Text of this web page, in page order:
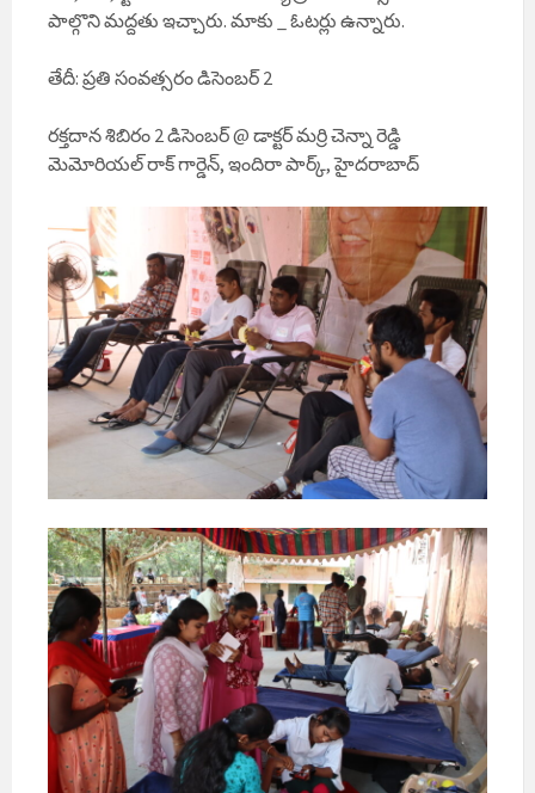
పాల్గొని మద్దతు ఇచ్చారు. మాకు _ ఓటర్లు ఉన్నారు.
తేదీ: ప్రతి సంవత్సరం డిసెంబర్ 2
రక్తదాన శిబిరం 2 డిసెంబర్ @ డాక్టర్ మర్రి చెన్నా రెడ్డి
మెమోరియల్ రాక్ గార్డెన్, ఇందిరా పార్క్, హైదరాబాద్